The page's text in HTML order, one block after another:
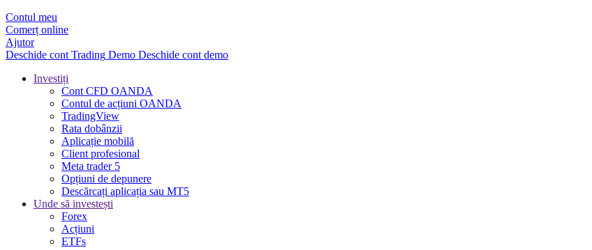
Contul meu
Comerț online
Ajutor
Deschide cont Trading Demo Deschide cont demo
Investiți
Cont CFD OANDA
Contul de acțiuni OANDA
TradingView
Rata dobânzii
Aplicație mobilă
Client profesional
Meta trader 5
Opțiuni de depunere
Descărcați aplicația sau MT5
Unde să investești
Forex
Acțiuni
ETFs